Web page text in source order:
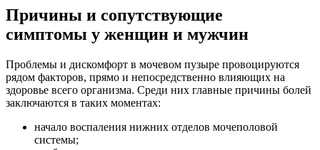
Причины и сопутствующие
симптомы у женщин и мужчин
Проблемы и дискомфорт в мочевом пузыре провоцируются
рядом факторов, прямо и непосредственно влияющих на
здоровье всего организма. Среди них главные причины болей
заключаются в таких моментах:
начало воспаления нижних отделов мочеполовой
системы;